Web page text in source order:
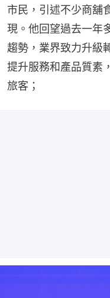
市民，引述不少商舖
現。他回望過去一年
趨勢，業界致力升級
提升服務和產品質素
旅客；